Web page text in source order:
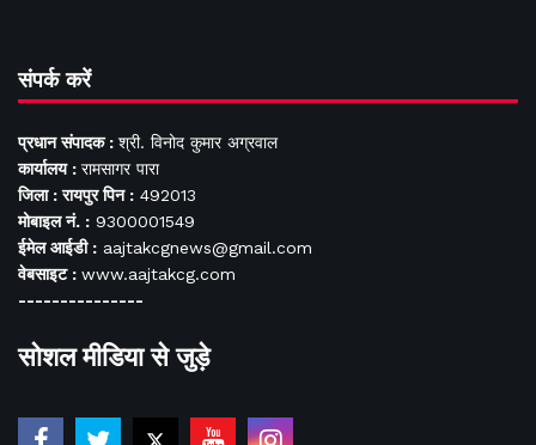
संपर्क करें
प्रधान संपादक : श्री. विनोद कुमार अग्रवाल
कार्यालय : रामसागर पारा
जिला : रायपुर पिन : 492013
मोबाइल नं. : 9300001549
ईमेल आईडी : aajtakcgnews@gmail.com
वेबसाइट : www.aajtakcg.com
---------------
सोशल मीडिया से जुड़े